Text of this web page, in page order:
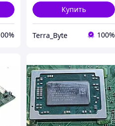
Купить
Terra_Byte 100%